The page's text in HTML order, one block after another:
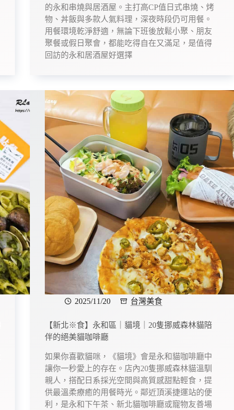
的永和串燒與居酒屋。主打高CP值日式串燒、烤
物、丼飯與多款人氣料理，深夜時段仍可用餐。
用餐環境乾淨舒適，無論下班後放鬆小聚、朋友
聚餐或假日聚會，都能吃得自在又滿足，是值得
回訪的永和居酒屋好選擇
2025/11/20 台灣美食
【新北※食】永和區｜貓境｜20隻挪威森林貓陪
伴的絕美貓咖啡廳
如果你喜歡貓咪，《貓境》會是永和貓咖啡廳中
讓你一秒愛上的存在。店內20隻挪威森林貓溫馴
親人，搭配日系採光空間與高質感甜點輕食，提
供最溫柔療癒的用餐時光。鄰近頂溪捷運站的便
利，是永和下午茶、新北貓咖啡廳或寵物友善場